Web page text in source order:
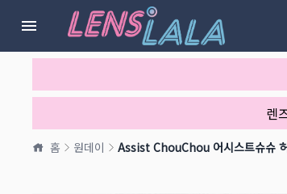
렌
홈 원데이 Assist ChouChou 어시스트슈슈